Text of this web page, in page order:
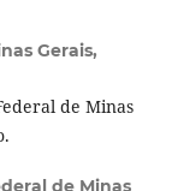
Gerais,
de Minas
de Minas